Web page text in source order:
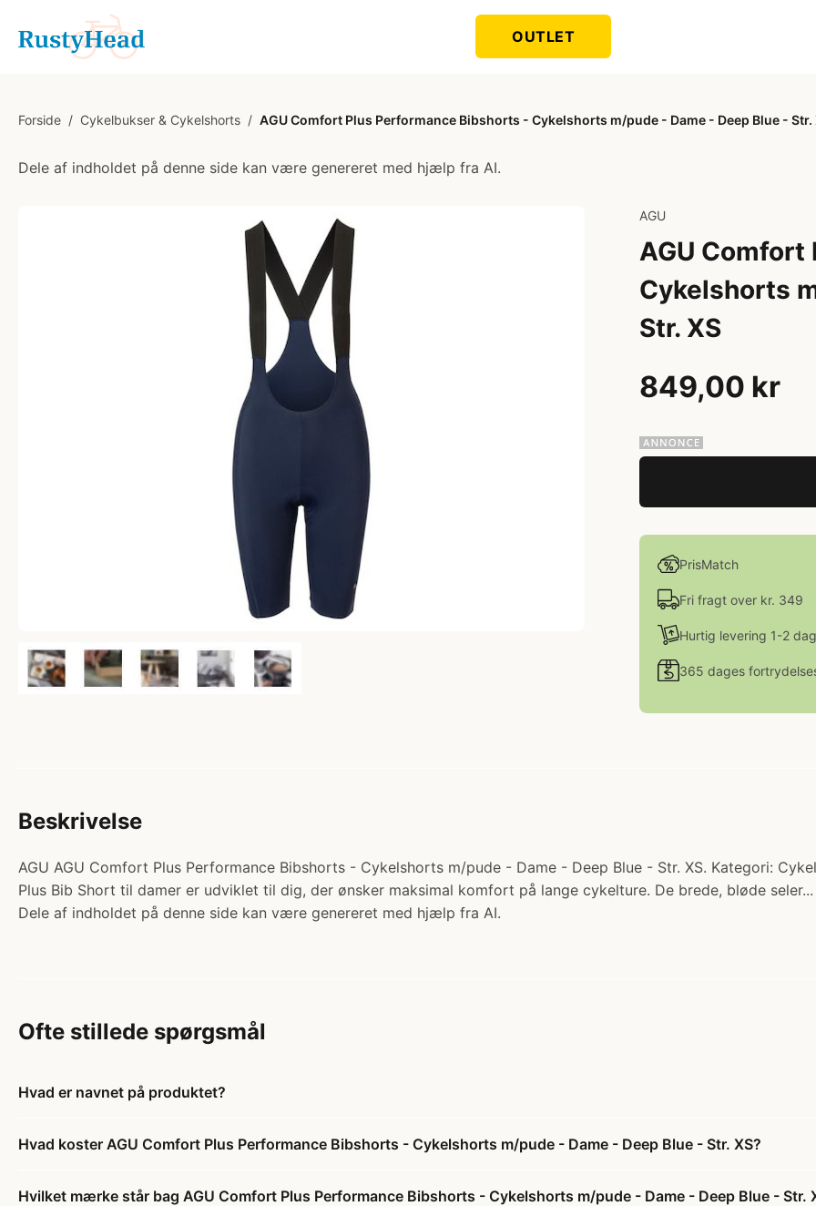
OUTLET
Forside / Cykelbukser & Cykelshorts / AGU Comfort Plus Performance Bibshorts - Cykelshorts m/pude - Dame - Deep Blue - Str.
Dele af indholdet på denne side kan være genereret med hjælp fra AI.
AGU
AGU
Cykelshorts
Str. XS
849,00 kr
PrisMatch
Fri fragt over kr. 349
Hurtig levering 1-2
365 dages
Beskrivelse
AGU AGU Comfort Plus Performance Bibshorts - Cykelshorts m/pude - Dame - Deep Blue - Str. XS. Kategori:
Plus Bib Short til damer er udviklet til dig, der ønsker maksimal komfort på lange cykelture. De brede, bløde
Dele af indholdet på denne side kan være genereret med hjælp fra AI.
Ofte stillede spørgsmål
Hvad er navnet på produktet?
Hvad koster AGU Comfort Plus Performance Bibshorts - Cykelshorts m/pude - Dame - Deep Blue - Str. XS?
Hvilket mærke står bag AGU Comfort Plus Performance Bibshorts - Cykelshorts m/pude - Dame - Deep Blue - Str.